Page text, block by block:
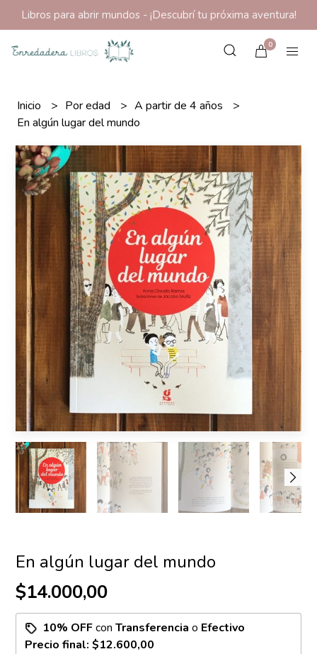
Libros para abrir mundos - ¡Descubrí tu próxima aventura!
0
Inicio Por edad
A partir de 4 años
En algún lugar del mundo
En algún lugar del mundo
$14.000,00
10% OFFconTransferencia o Efectivo
Precio final:$12.600,00